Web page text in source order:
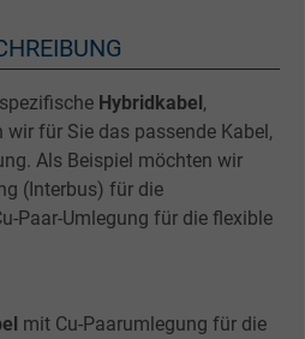
Hybridkabel,
für Sie das passende Kabel,
Als Beispiel möchten wir
(Interbus) für die
Paar-Umlegung für die flexible
mit Cu-Paarumlegung für die